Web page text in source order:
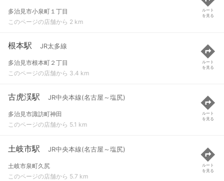
多治見市小泉町１丁目
このページの店舗から 2 km
ルート
を見る
根本駅 JR太多線
多治見市根本町２丁目
このページの店舗から 3.4 km
ルート
を見る
古虎渓駅 JR中央本線(名古屋～塩尻)
多治見市諏訪町神田
このページの店舗から 5.1 km
ルート
を見る
土岐市駅 JR中央本線(名古屋～塩尻)
土岐市泉町久尻
このページの店舗から 5.7 km
ルート
を見る